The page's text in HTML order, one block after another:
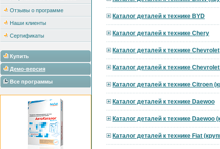
Отзывы о программе
Наши клиенты
Сертификаты
Купить
Демо-версия
Все программы
Каталог деталей к технике BYD
Каталог деталей к технике Chery
Каталог деталей к технике Chevrolet
Каталог деталей к технике
Каталог деталей к технике Citroen
Каталог деталей к технике Daewoo
Каталог деталей к технике Daewoo
Каталог деталей к технике Fiat